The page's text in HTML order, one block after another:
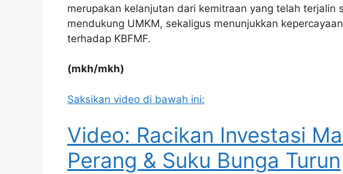
merupakan kelanjutan dari kemitraan yang telah terjalin
mendukung UMKM, sekaligus menunjukkan
terhadap KBFMF.
(mkh/mkh)
Saksikan video di bawah ini:
Video: Racikan Investasi
Perang & Suku Bunga Turun